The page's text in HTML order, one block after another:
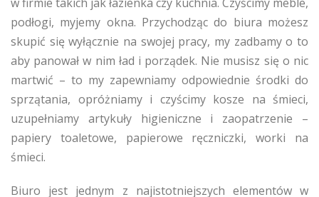
podłogi, myjemy okna. Przychodząc do biura możesz
skupić się wyłącznie na swojej pracy, my zadbamy o to
aby panował w nim ład i porządek. Nie musisz się o nic
martwić – to my zapewniamy odpowiednie środki do
sprzątania, opróżniamy i czyścimy kosze na śmieci,
uzupełniamy artykuły higieniczne i zaopatrzenie –
papiery toaletowe, papierowe ręczniczki, worki na
śmieci.
Biuro jest jednym z najistotniejszych elementów w